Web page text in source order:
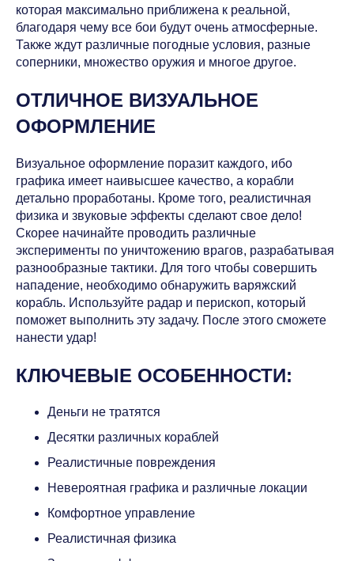
которая максимально приближена к реальной,
благодаря чему все бои будут очень атмосферные.
Также ждут различные погодные условия, разные
соперники, множество оружия и многое другое.
ОТЛИЧНОЕ ВИЗУАЛЬНОЕ
ОФОРМЛЕНИЕ
Визуальное оформление поразит каждого, ибо
графика имеет наивысшее качество, а корабли
детально проработаны. Кроме того, реалистичная
физика и звуковые эффекты сделают свое дело!
Скорее начинайте проводить различные
эксперименты по уничтожению врагов, разрабатывая
разнообразные тактики. Для того чтобы совершить
нападение, необходимо обнаружить варяжский
корабль. Используйте радар и перископ, который
поможет выполнить эту задачу. После этого сможете
нанести удар!
КЛЮЧЕВЫЕ ОСОБЕННОСТИ:
Деньги не тратятся
Десятки различных кораблей
Реалистичные повреждения
Невероятная графика и различные локации
Комфортное управление
Реалистичная физика